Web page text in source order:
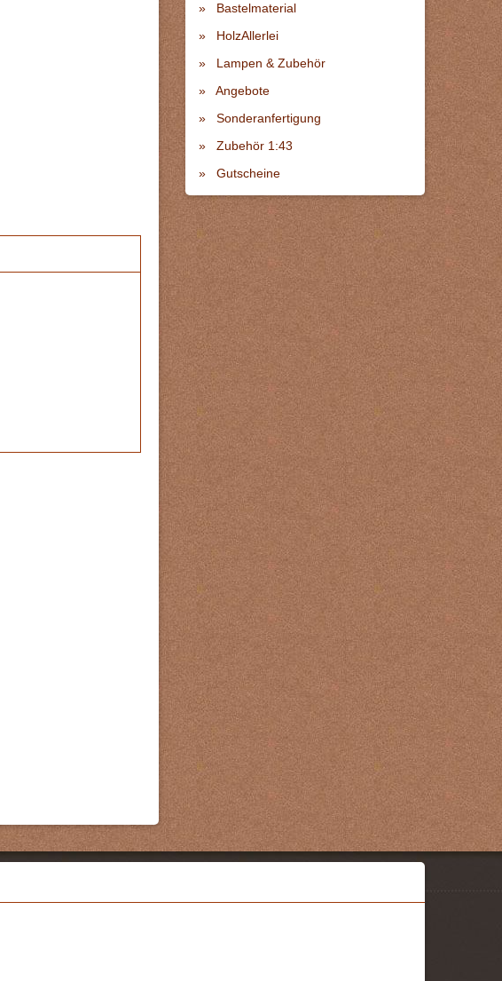
Bastelmaterial
HolzAllerlei
Lampen & Zubehör
Angebote
Sonderanfertigung
Zubehör 1:43
Gutscheine